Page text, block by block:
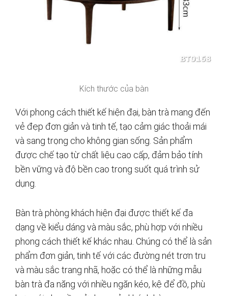
Kích thước của bàn
Với phong cách thiết kế hiện đại, bàn trà mang đến
vẻ đẹp đơn giản và tinh tế, tạo cảm giác thoải mái
và sang trọng cho không gian sống. Sản phẩm
được chế tạo từ chất liệu cao cấp, đảm bảo tính
bền vững và độ bền cao trong suốt quá trình sử
dụng.
Bàn trà phòng khách hiện đại được thiết kế đa
dạng về kiểu dáng và màu sắc, phù hợp với nhiều
phong cách thiết kế khác nhau. Chúng có thể là sản
phẩm đơn giản, tinh tế với các đường nét trơn tru
và màu sắc trang nhã, hoặc có thể là những mẫu
bàn trà đa năng với nhiều ngăn kéo, kệ để đồ, phù